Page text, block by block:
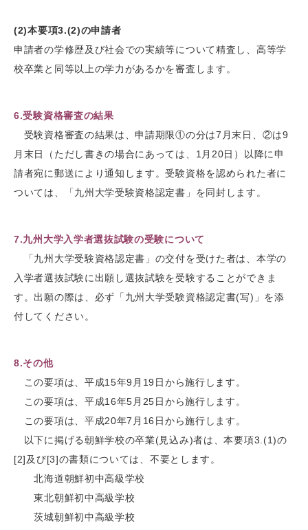
(2)本要項3.(2)の申請者
申請者の学修歴及び社会での実績等について精査し、高等学
校卒業と同等以上の学力があるかを審査します。
6.受験資格審査の結果
受験資格審査の結果は、申請期限①の分は7月末日、②は9
月末日（ただし書きの場合にあっては、1月20日）以降に申
請者宛に郵送により通知します。受験資格を認められた者に
ついては、「九州大学受験資格認定書」を同封します。
7.九州大学入学者選抜試験の受験について
「九州大学受験資格認定書」の交付を受けた者は、本学の
入学者選抜試験に出願し選抜試験を受験することができま
す。出願の際は、必ず「九州大学受験資格認定書(写)」を添
付してください。
8.その他
この要項は、平成15年9月19日から施行します。
この要項は、平成16年5月25日から施行します。
この要項は、平成20年7月16日から施行します。
以下に掲げる朝鮮学校の卒業(見込み)者は、本要項3.(1)の
[2]及び[3]の書類については、不要とします。
北海道朝鮮初中高級学校
東北朝鮮初中高級学校
茨城朝鮮初中高級学校